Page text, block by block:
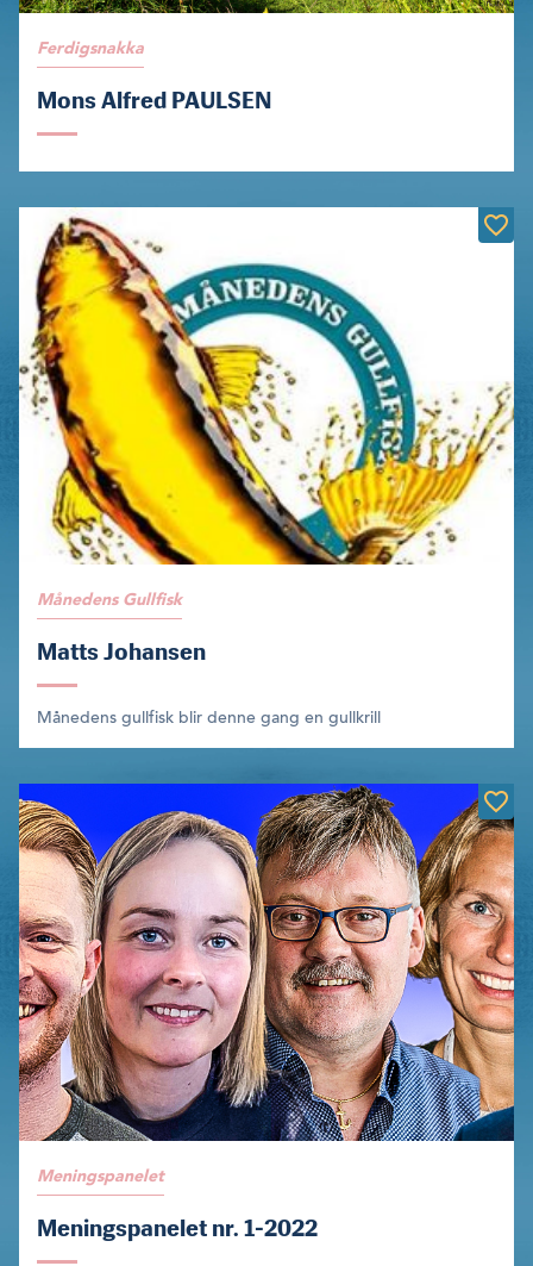
Ferdigsnakka
Mons Alfred PAULSEN
Månedens Gullfisk
Matts Johansen
Månedens gullfisk blir denne gang en gullkrill
Meningspanelet
Meningspanelet nr. 1-2022